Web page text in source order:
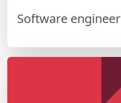
Software engineer